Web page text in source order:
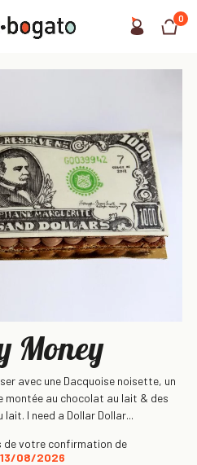
0
Money
avec une Dacquoise noisette, un
montée au chocolat au lait & des
I need a Dollar Dollar...
de votre confirmation de
13/08/2026